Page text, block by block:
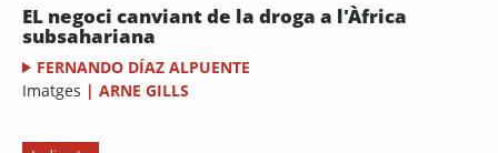
EL negoci canviant de la droga a l'Àfrica
subsahariana
FERNANDO DÍAZ ALPUENTE
Imatges | ARNE GILLS